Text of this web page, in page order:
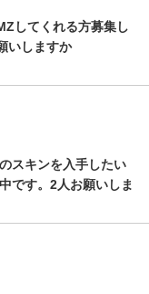
してくれる方募集し
いしますか
スキンを入手したい
です。2人お願いしま